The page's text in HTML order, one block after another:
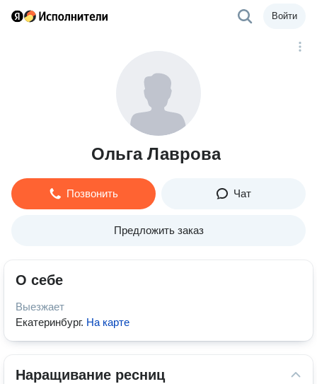
Войти
Ольга Лаврова
Позвонить Чат
Предложить заказ
О себе
Выезжает
Екатеринбург. На карте
Наращивание ресниц